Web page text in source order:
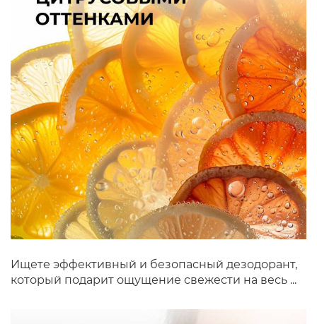
Ищете эффективный и безопасный дезодорант,
который подарит ощущение свежести на весь ...